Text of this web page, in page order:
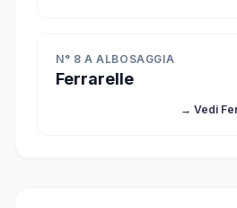
N° 8 A ALBOSAGGIA
Ferrarelle
→ Vedi